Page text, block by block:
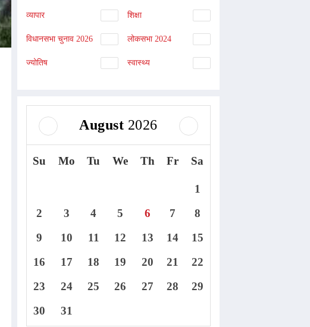
व्यापार शिक्षा
विधानसभा चुनाव 2026 लोकसभा 2024
ज्योतिष स्वास्थ्य
August 2026
Su Mo Tu We Th Fr Sa
1
2
3 4 5 6 7
8
9
10 11 12 13 14
15
16
17 18 19 20 21
22
23
24 25 26 27 28
29
30
31